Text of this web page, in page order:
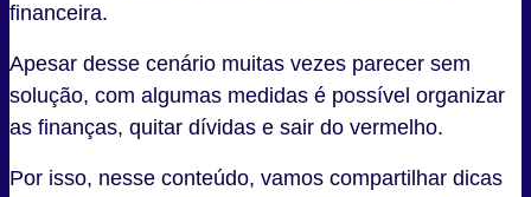
financeira.
Apesar desse cenário muitas vezes parecer sem
solução, com algumas medidas é possível organizar
as finanças, quitar dívidas e sair do vermelho.
Por isso, nesse conteúdo, vamos compartilhar dicas